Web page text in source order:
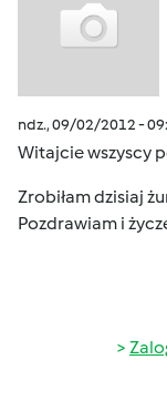
ndz., 09/02/2012 -
Witajcie wszyscy
Zrobiłam dzisiaj
Pozdrawiam i